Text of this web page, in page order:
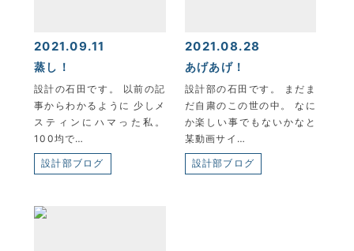
2021.09.11
蒸し！
設計の石田です。 以前の記
事からわかるように 少しメ
スティンにハマった私。
100均で…
設計部ブログ
2021.08.28
あげあげ！
設計部の石田です。 まだま
だ自粛のこの世の中。 なに
か楽しい事でもないかなと
某動画サイ…
設計部ブログ